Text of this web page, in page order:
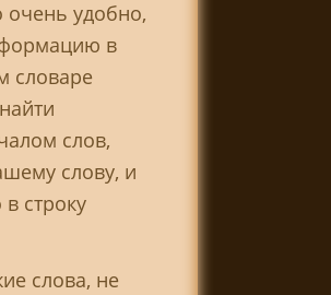
удобно,
в
словаре
слов,
слову, и
строку
слова, не